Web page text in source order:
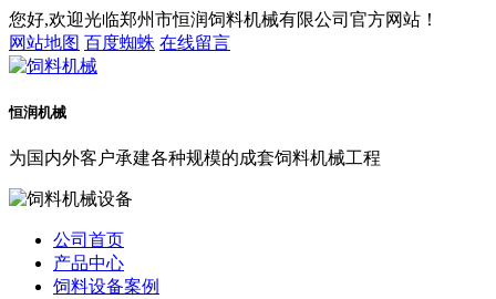
您好,欢迎光临郑州市恒润饲料机械有限公司官方网站！
网站地图 百度蜘蛛 在线留言
恒润机械
为国内外客户承建各种规模的成套饲料机械工程
公司首页
产品中心
饲料设备案例